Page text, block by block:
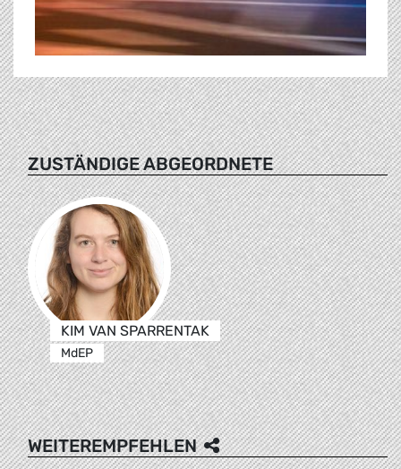
ZUSTÄNDIGE ABGEORDNETE
KIM VAN SPARRENTAK
MdEP
WEITEREMPFEHLEN